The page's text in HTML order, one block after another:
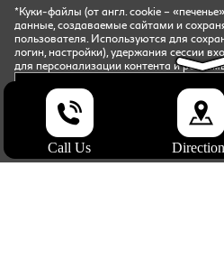
комплектации автомобилей указаны с
Комплектации и цены могут быть
оповещения.
*Куки-файлы (от англ. cookie – «печенье») – небольшие
(язык, логин, настройки), удержания сессии входа и
контента и рекламы.
© 2026, INFINITI
*Куки-файлы (от англ. cookie –
данные, создаваемые сайтами и
пользователя. Используются для
логин, настройки), удержания сессии
для персонализации контента и
Авто в
наличии
Call Us